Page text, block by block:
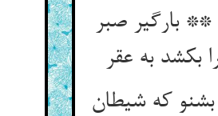
بارگیر صبر
بشنو که شیطان